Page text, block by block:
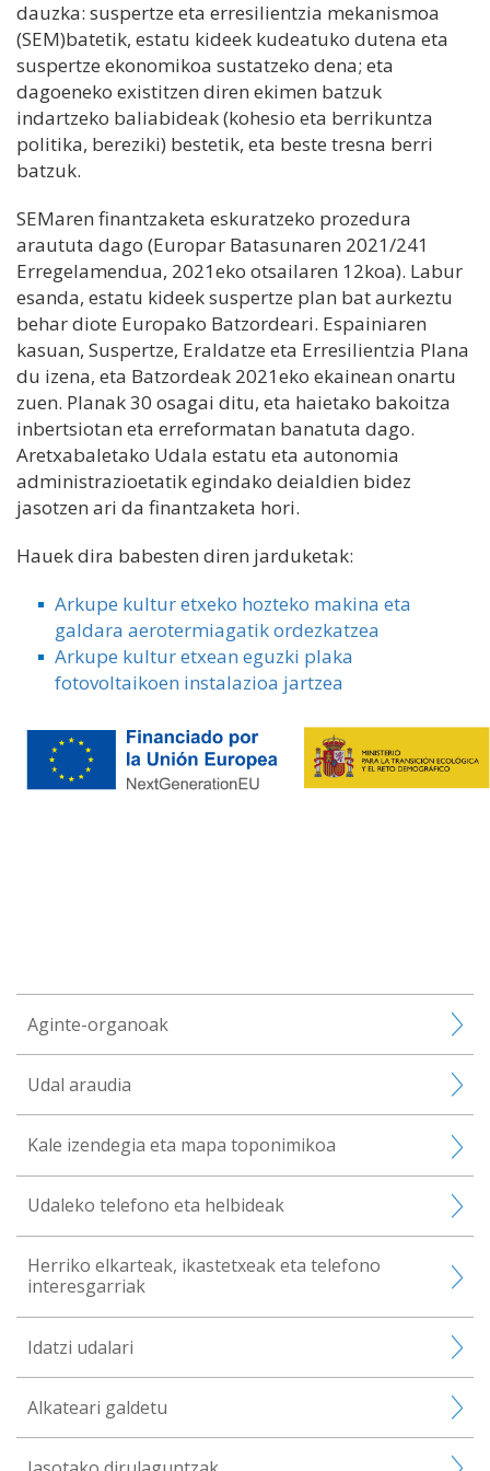
dauzka: suspertze eta erresilientzia mekanismoa
(SEM)batetik, estatu kideek kudeatuko dutena eta
suspertze ekonomikoa sustatzeko dena; eta
dagoeneko existitzen diren ekimen batzuk
indartzeko baliabideak (kohesio eta berrikuntza
politika, bereziki) bestetik, eta beste tresna berri
batzuk.
SEMaren finantzaketa eskuratzeko prozedura
araututa dago (Europar Batasunaren 2021/241
Erregelamendua, 2021eko otsailaren 12koa). Labur
esanda, estatu kideek suspertze plan bat aurkeztu
behar diote Europako Batzordeari. Espainiaren
kasuan, Suspertze, Eraldatze eta Erresilientzia Plana
du izena, eta Batzordeak 2021eko ekainean onartu
zuen. Planak 30 osagai ditu, eta haietako bakoitza
inbertsiotan eta erreformatan banatuta dago.
Aretxabaletako Udala estatu eta autonomia
administrazioetatik egindako deialdien bidez
jasotzen ari da finantzaketa hori.
Hauek dira babesten diren jarduketak:
Arkupe kultur etxeko hozteko makina eta
galdara aerotermiagatik ordezkatzea
Arkupe kultur etxean eguzki plaka
fotovoltaikoen instalazioa jartzea
Aginte-organoak
Udal araudia
Kale izendegia eta mapa toponimikoa
Udaleko telefono eta helbideak
Herriko elkarteak, ikastetxeak eta telefono
interesgarriak
Idatzi udalari
Alkateari galdetu